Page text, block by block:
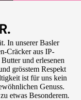
In unserer Basler
Cräcker aus IP-
und erlesenen
grösstem Respekt
ist für uns kein
Genuss.
etwas Besonderem.